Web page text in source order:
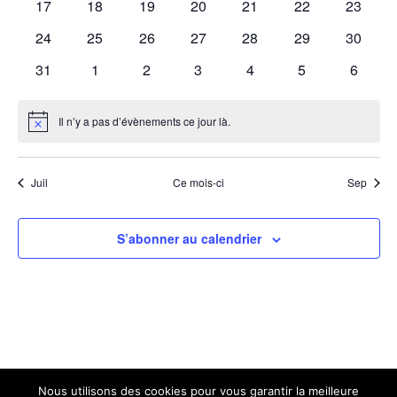
0
17
0
18
0
19
0
20
0
21
0
22
0
23
0
24
0
25
0
26
0
27
0
28
0
29
0
30
0
31
0
1
0
2
0
3
0
4
0
5
0
6
Notice Il n’y a pas d’évènements ce jour là.
Juil Ce mois-ci Sep
S’abonner au calendrier
Nous utilisons des cookies pour vous garantir la meilleure